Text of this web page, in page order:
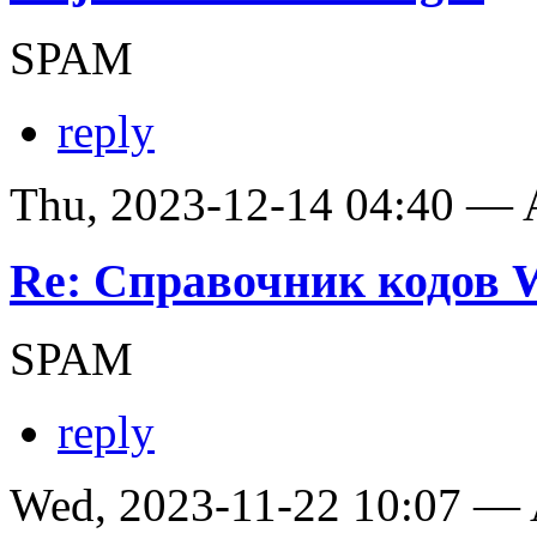
SPAM
reply
Thu, 2023-12-14 04:40 —
Re: Справочник кодов
SPAM
reply
Wed, 2023-11-22 10:07 —